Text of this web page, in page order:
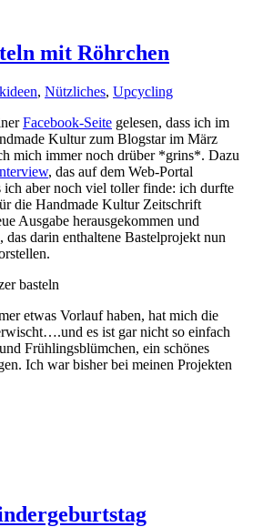
mit Röhrchen
, Nützliches, Upcycling
Facebook-Seite gelesen, dass ich im
Kultur zum Blogstar im März
mich immer noch drüber *grins*. Dazu
, das auf dem Web-Portal
aber noch viel toller finde: ich durfte
die Handmade Kultur Zeitschrift
Ausgabe herausgekommen und
darin enthaltene Bastelprojekt nun
etwas Vorlauf haben, hat mich die
es ist gar nicht so einfach
Frühlingsblümchen, ein schönes
Ich war bisher bei meinen Projekten